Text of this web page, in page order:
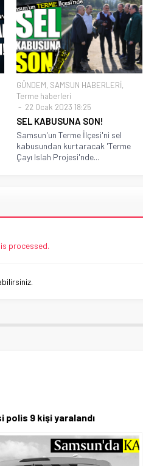
GÜNDEM, SAMSUN HABERLERİ,
Terme haberleri
22 Ocak 2023 18:25
SEL KABUSUNA SON!
Samsun'un Terme İlçesi'ni sel
kabusundan kurtaracak 'Terme
Çayı Islah Projesi'nde...
processed.
polis 9 kişi yaralandı